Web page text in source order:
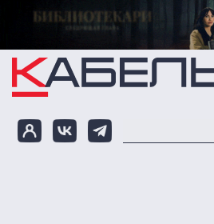
Перейти к основному содержанию